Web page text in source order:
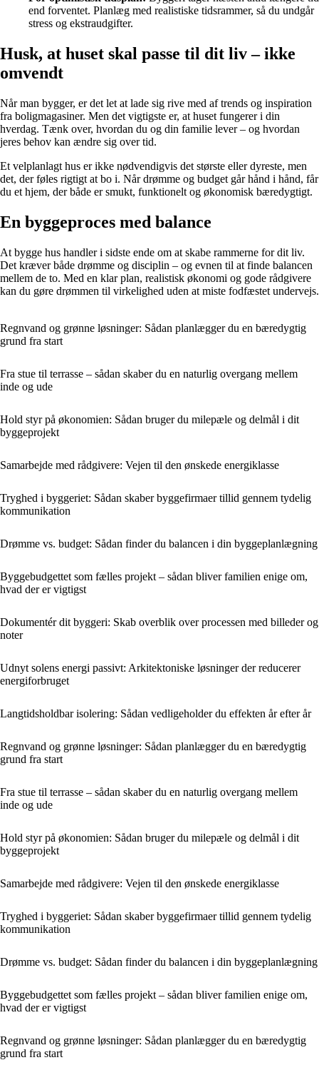
end forventet. Planlæg med realistiske tidsrammer, så du undgår
stress og ekstraudgifter.
Husk, at huset skal passe til dit liv – ikke
omvendt
Når man bygger, er det let at lade sig rive med af trends og inspiration
fra boligmagasiner. Men det vigtigste er, at huset fungerer i din
hverdag. Tænk over, hvordan du og din familie lever – og hvordan
jeres behov kan ændre sig over tid.
Et velplanlagt hus er ikke nødvendigvis det største eller dyreste, men
det, der føles rigtigt at bo i. Når drømme og budget går hånd i hånd, får
du et hjem, der både er smukt, funktionelt og økonomisk bæredygtigt.
En byggeproces med balance
At bygge hus handler i sidste ende om at skabe rammerne for dit liv.
Det kræver både drømme og disciplin – og evnen til at finde balancen
mellem de to. Med en klar plan, realistisk økonomi og gode rådgivere
kan du gøre drømmen til virkelighed uden at miste fodfæstet undervejs.
Regnvand og grønne løsninger: Sådan planlægger du en bæredygtig
grund fra start
Fra stue til terrasse – sådan skaber du en naturlig overgang mellem
inde og ude
Hold styr på økonomien: Sådan bruger du milepæle og delmål i dit
byggeprojekt
Samarbejde med rådgivere: Vejen til den ønskede energiklasse
Tryghed i byggeriet: Sådan skaber byggefirmaer tillid gennem tydelig
kommunikation
Drømme vs. budget: Sådan finder du balancen i din byggeplanlægning
Byggebudgettet som fælles projekt – sådan bliver familien enige om,
hvad der er vigtigst
Dokumentér dit byggeri: Skab overblik over processen med billeder og
noter
Udnyt solens energi passivt: Arkitektoniske løsninger der reducerer
energiforbruget
Langtidsholdbar isolering: Sådan vedligeholder du effekten år efter år
Regnvand og grønne løsninger: Sådan planlægger du en bæredygtig
grund fra start
Fra stue til terrasse – sådan skaber du en naturlig overgang mellem
inde og ude
Hold styr på økonomien: Sådan bruger du milepæle og delmål i dit
byggeprojekt
Samarbejde med rådgivere: Vejen til den ønskede energiklasse
Tryghed i byggeriet: Sådan skaber byggefirmaer tillid gennem tydelig
kommunikation
Drømme vs. budget: Sådan finder du balancen i din byggeplanlægning
Byggebudgettet som fælles projekt – sådan bliver familien enige om,
hvad der er vigtigst
Regnvand og grønne løsninger: Sådan planlægger du en bæredygtig
grund fra start